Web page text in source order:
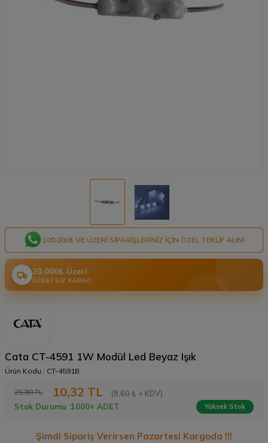
100.000₺ VE ÜZERI SIPARIŞLERINIZ IÇIN ÖZEL TEKLIF ALIN!
20.000₺ Üzeri
ÜCRETSIZ KARGO
Cata CT-4591 1W Modül Led Beyaz Işık
Ürün Kodu : CT-4591B
25,80TL 10,32 TL
(8,60 ₺ + KDV)
Stok Durumu :1000+ ADET Yüksek Stok
Şimdi Sipariş Verirsen Pazartesi Kargoda !!!